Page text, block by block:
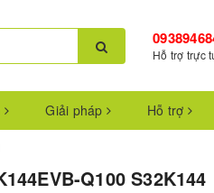
Hỗ trợ trực
Giải pháp Hỗ trợ
Q100 S32K144